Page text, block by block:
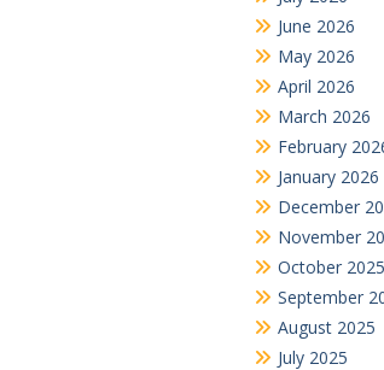
June 2026
May 2026
April 2026
March 2026
February
January 2026
December
November
October 2025
September
August 2025
July 2025